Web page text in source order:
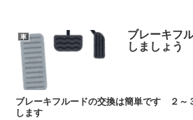
車 ブレーキフ
しましょう
ブレーキフルードの交換は簡単です ２～
します